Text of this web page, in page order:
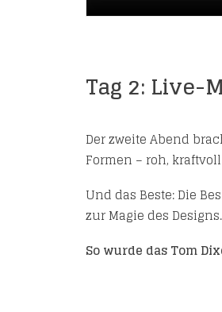
Tag 2: Live-
Der zweite Abend
Formen – roh,
Und das Beste: Die
zur Magie des Designs.
So wurde das Tom